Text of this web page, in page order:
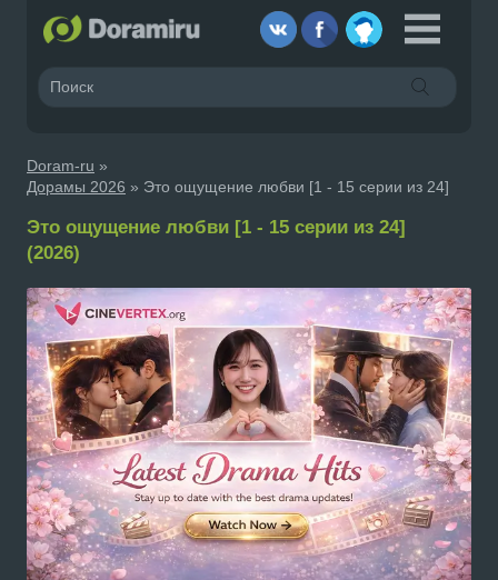
Doram-ru »
Дорамы 2026 » Это ощущение любви [1 - 15 серии из 24]
Это ощущение любви [1 - 15 серии из 24]
(2026)